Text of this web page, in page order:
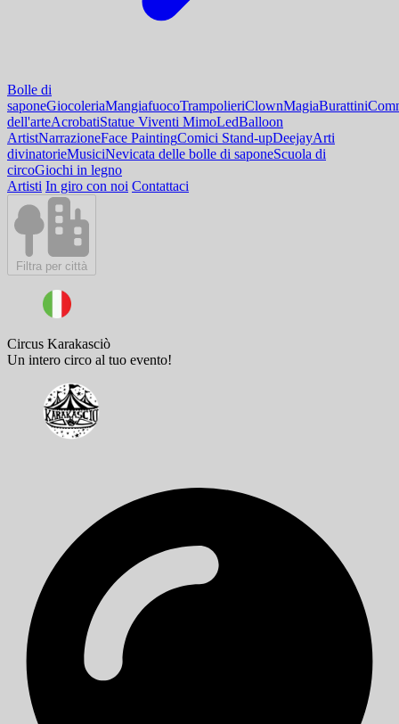
Bolle di
saponeGiocoleriaMangiafuocoTrampolieriClownMagiaBurattini
dell'arteAcrobatiStatue Viventi MimoLedBalloon
ArtistNarrazioneFace PaintingComici Stand-upDeejayArti
divinatorieMusiciNevicata delle bolle di saponeScuola di
circoGiochi in legno
Artisti In giro con noi Contattaci
Filtra per città
Circus Karakasciò
Un intero circo al tuo evento!